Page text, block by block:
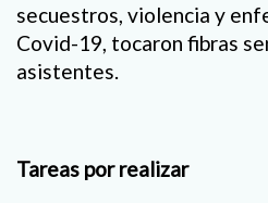
secuestros, violencia y
Covid-19, tocaron fibras
asistentes.
Tareas por realizar